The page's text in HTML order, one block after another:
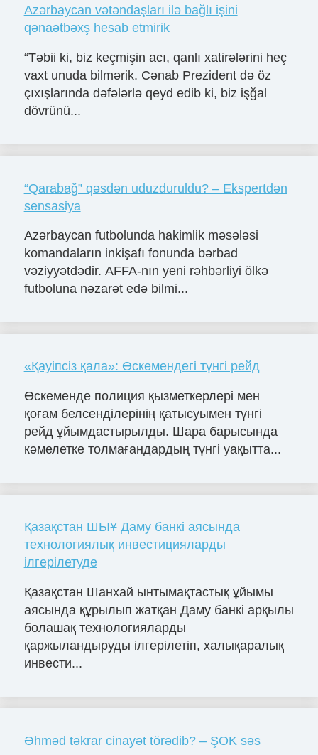
Azərbaycan vətəndaşları ilə bağlı işini
qənaətbəxş hesab etmirik
“Təbii ki, biz keçmişin acı, qanlı xatirələrini heç
vaxt unuda bilmərik. Cənab Prezident də öz
çıxışlarında dəfələrlə qeyd edib ki, biz işğal
dövrünü...
“Qarabağ” qəsdən uduzduruldu? – Ekspertdən
sensasiya
Azərbaycan futbolunda hakimlik məsələsi
komandaların inkişafı fonunda bərbad
vəziyyətdədir. AFFA-nın yeni rəhbərliyi ölkə
futboluna nəzarət edə bilmi...
«Қауіпсіз қала»: Өскемендегі түнгі рейд
Өскеменде полиция қызметкерлері мен
қоғам белсенділерінің қатысуымен түнгі
рейд ұйымдастырылды. Шара барысында
кәмелетке толмағандардың түнгі уақытта...
Қазақстан ШЫҰ Даму банкі аясында
технологиялық инвестицияларды
ілгерілетуде
Қазақстан Шанхай ынтымақтастық ұйымы
аясында құрылып жатқан Даму банкі арқылы
болашақ технологияларды
қаржыландыруды ілгерілетіп, халықаралық
инвести...
Əhməd təkrar cinayət törədib? – ŞOK səs